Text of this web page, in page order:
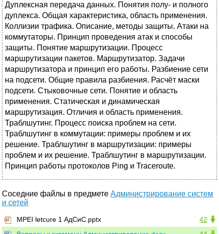
Дуплексная передача данных. Понятия полу- и полного
дуплекса. Общая характеристика, область применения.
Коллизии трафика. Описание, методы защиты. Атаки на
коммутаторы. Принцип проведения атак и способы
защиты. Понятие маршрутизации. Процесс
маршрутизации пакетов. Маршрутизатор. Задачи
маршрутизатора и принцип его работы. Разбиение сети
на подсети. Общие правила разбиения. Расчёт маски
подсети. Стыковочные сети. Понятие и область
применения. Статическая и динамическая
маршрутизация. Отличия и область применения.
Траблшутинг. Процесс поиска проблем на сети.
Траблшутинг в коммутации: примеры проблем и их
решение. Траблшутинг в маршрутизации: примеры
проблем и их решение. Траблшутинг в маршрутизации.
Принцип работы протоколов Ping и Traceroute.
Соседние файлы в предмете Администрирование систем
и сетей
42
MPEI letcure 1 АдСиС.pptx